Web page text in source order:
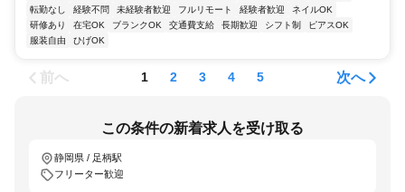
転勤なし
経験不問 未経験者歓迎 フルリモート 経験者歓迎
ネイルOK
研修あり
在宅OK ブランクOK 交通費支給 長期歓迎 シフト制
ピアスOK
服装自由
ひげOK
前へ 1 2 3 4 5 次へ
この条件の新着求人を受け取る
静岡県 / 足柄駅
フリーター歓迎